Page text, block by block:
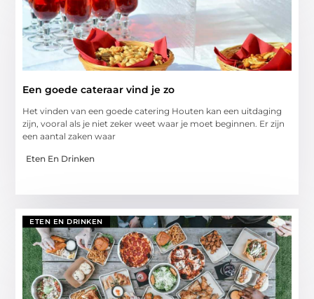
Een goede cateraar vind je zo
Het vinden van een goede catering Houten kan een uitdaging
zijn, vooral als je niet zeker weet waar je moet beginnen. Er zijn
een aantal zaken waar
Eten En Drinken
ETEN EN DRINKEN